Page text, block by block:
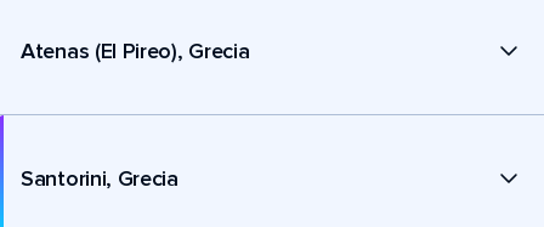
Atenas (El Pireo), Grecia
Santorini, Grecia